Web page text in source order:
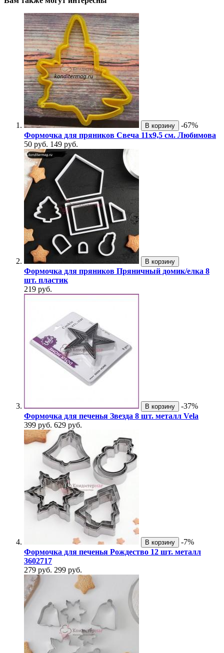
В корзину
-67%
Формочка для пряников Свеча 11х9,5 см. Любимова
50 руб. 149 руб.
В корзину
Формочка для пряников Пряничный домик/елка 8
шт. пластик
219 руб.
В корзину
-37%
Формочка для печенья Звезда 8 шт. металл Vela
399 руб. 629 руб.
В корзину
-7%
Формочка для печенья Рождество 12 шт. металл
3602717
279 руб. 299 руб.